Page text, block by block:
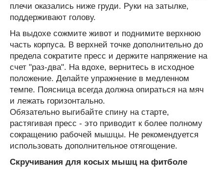
плечи оказались ниже груди. Руки на затылке,
поддерживают голову.
На выдохе сожмите живот и поднимите верхнюю
часть корпуса. В верхней точке дополнительно до
предела сократите пресс и держите напряжение на
счет "раз-два". На вдохе, вернитесь в исходное
положение. Делайте упражнение в медленном
темпе. Поясница всегда должна опираться на мяч
и лежать горизонтально.
Обязательно выгибайте спину на старте,
растягивая пресс - это приводит к более полному
сокращению рабочей мышцы. Не рекомендуется
использовать дополнительное отягощение.
Скручивания для косых мышц на фитболе